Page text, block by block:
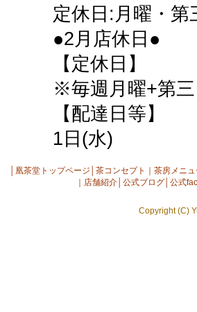
定休日:月曜・第
●2月店休日●
【定休日】
※毎週月曜+第
【配達日等】
1日(水)
凰茶堂トップページ 茶コンセプト
茶房メニ
店舗紹介 公式ブログ 公式
Copyright (C)